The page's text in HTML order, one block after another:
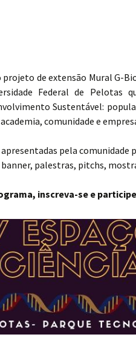
projeto de extensão Mural G-
Federal de Pelotas
Sustentável:
comunidade e
pela comunidade
palestras, pitchs,
inscreva-se e